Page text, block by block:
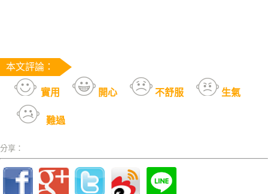
本文評論：
實用 開心 不舒服 生氣
難過
分享：